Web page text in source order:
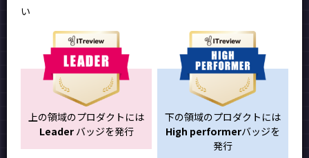
い
上の領域のプロダクトには
Leaderバッジを発行
下の領域のプロダクトには
High performerバッジを
発行